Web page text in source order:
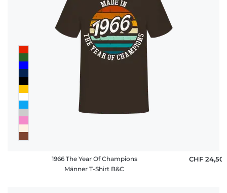
1966 The Year Of Champions
Männer T-Shirt B&C
CHF 24,50